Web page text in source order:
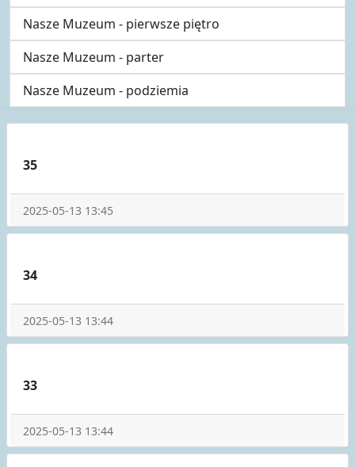
Nasze Muzeum - pierwsze piętro
Nasze Muzeum - parter
Nasze Muzeum - podziemia
35
2025-05-13 13:45
34
2025-05-13 13:44
33
2025-05-13 13:44